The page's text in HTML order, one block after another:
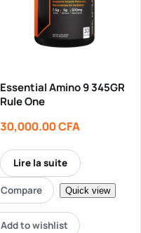
Essential Amino 9 345GR
Rule One
30,000.00CFA
Lire la suite
Compare Quick view
Add to wishlist